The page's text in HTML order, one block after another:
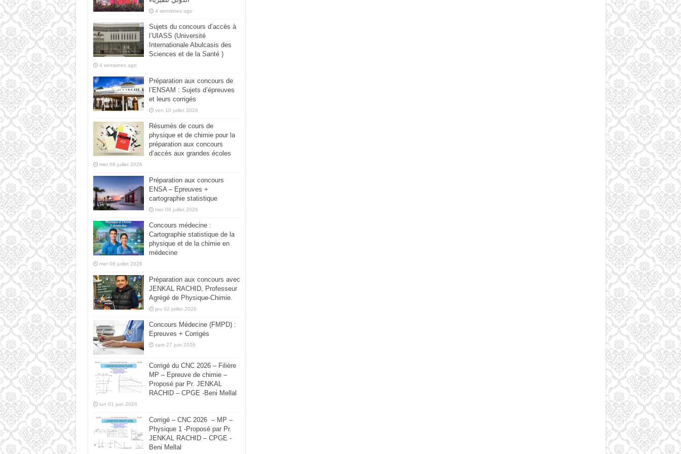
4 semaines ago
Sujets du concours d’accès à
l’UIASS (Université
Internationale Abulcasis des
Sciences et de la Santé )
4 semaines ago
Préparation aux concours de
l’ENSAM : Sujets d’épreuves
et leurs corrigés
ven 10 juillet 2026
Résumés de cours de
physique et de chimie pour la
préparation aux concours
d’accès aux grandes écoles
mer 08 juillet 2026
Préparation aux concours
ENSA – Epreuves +
cartographie statistique
mer 08 juillet 2026
Concours médecine :
Cartographie statistique de la
physique et de la chimie en
médecine
mer 08 juillet 2026
Préparation aux concours avec
JENKAL RACHID, Professeur
Agrégé de Physique-Chimie.
jeu 02 juillet 2026
Concours Médecine (FMPD) :
Epreuves + Corrigés
sam 27 juin 2026
Corrigé du CNC 2026 – Filière
MP – Epreuve de chimie –
Proposé par Pr. JENKAL
RACHID – CPGE -Beni Mellal
lun 01 juin 2026
Corrigé – CNC 2026 – MP –
Physique 1 -Proposé par Pr.
JENKAL RACHID – CPGE -
Beni Mellal